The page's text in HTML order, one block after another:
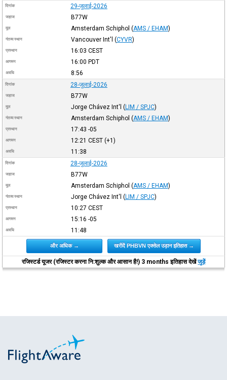
दिनांक 29-जुलाई-2026
जहाज B77W
मूल Amsterdam Schiphol (AMS / EHAM)
गंतव्य स्थान Vancouver Int'l (CYVR)
प्रस्थान 16:03 CEST
आगमन 16:00 PDT
अवधि 8:56
दिनांक 28-जुलाई-2026
जहाज B77W
मूल Jorge Chávez Int'l (LIM / SPJC)
गंतव्य स्थान Amsterdam Schiphol (AMS / EHAM)
प्रस्थान 17:43 -05
आगमन 12:21 CEST(+1)
अवधि 11:38
दिनांक 28-जुलाई-2026
जहाज B77W
मूल Amsterdam Schiphol (AMS / EHAM)
गंतव्य स्थान Jorge Chávez Int'l (LIM / SPJC)
प्रस्थान 10:27 CEST
आगमन 15:16 -05
अवधि 11:48
और अधिक → खरीदें PHBVN एक्सेल उड़ान इतिहास →
रजिस्टर्ड यूजर (रजिस्टर करना नि:शुल्क और आसान है!) 3 months इतिहास देखेंजुड़ें